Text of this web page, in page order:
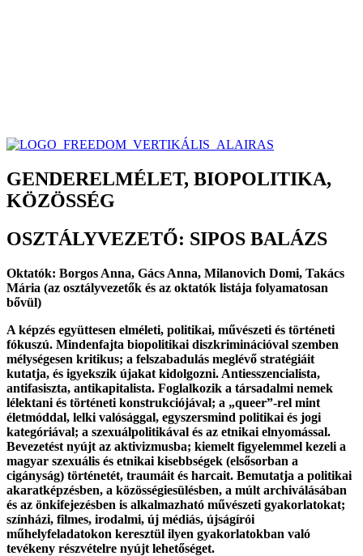
GENDERELMÉLET, BIOPOLITIKA,
KÖZÖSSÉG
OSZTÁLYVEZETŐ: SIPOS BALÁZS
Oktatók: Borgos Anna, Gács Anna, Milanovich Domi, Takács
Mária (az osztályvezetők és az oktatók listája folyamatosan
bővül)
A képzés együttesen elméleti, politikai, művészeti és történeti
fókuszú. Mindenfajta biopolitikai diszkriminációval szemben
mélységesen kritikus; a felszabadulás meglévő stratégiáit
kutatja, és igyekszik újakat kidolgozni. Antiesszencialista,
antifasiszta, antikapitalista. Foglalkozik a társadalmi nemek
lélektani és történeti konstrukciójával; a „queer”-rel mint
életmóddal, lelki valósággal, egyszersmind politikai és jogi
kategóriával; a szexuálpolitikával és az etnikai elnyomással.
Bevezetést nyújt az aktivizmusba; kiemelt figyelemmel kezeli a
magyar szexuális és etnikai kisebbségek (elsősorban a
cigányság) történetét, traumáit és harcait. Bemutatja a politikai
akaratképzésben, a közösségiesülésben, a múlt archiválásában
és az önkifejezésben is alkalmazható művészeti gyakorlatokat;
színházi, filmes, irodalmi, új médiás, újságírói
műhelyfeladatokon keresztül ilyen gyakorlatokban való
tevékeny részvételre nyújt lehetőséget.